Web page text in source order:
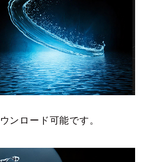
ンロード可能です。